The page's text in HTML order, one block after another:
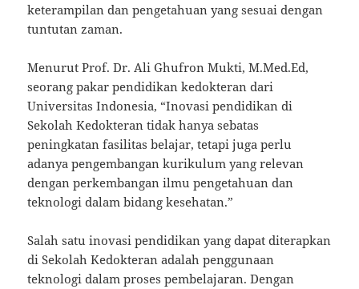
keterampilan dan pengetahuan yang sesuai dengan
tuntutan zaman.
Menurut Prof. Dr. Ali Ghufron Mukti, M.Med.Ed,
seorang pakar pendidikan kedokteran dari
Universitas Indonesia, “Inovasi pendidikan di
Sekolah Kedokteran tidak hanya sebatas
peningkatan fasilitas belajar, tetapi juga perlu
adanya pengembangan kurikulum yang relevan
dengan perkembangan ilmu pengetahuan dan
teknologi dalam bidang kesehatan.”
Salah satu inovasi pendidikan yang dapat diterapkan
di Sekolah Kedokteran adalah penggunaan
teknologi dalam proses pembelajaran. Dengan